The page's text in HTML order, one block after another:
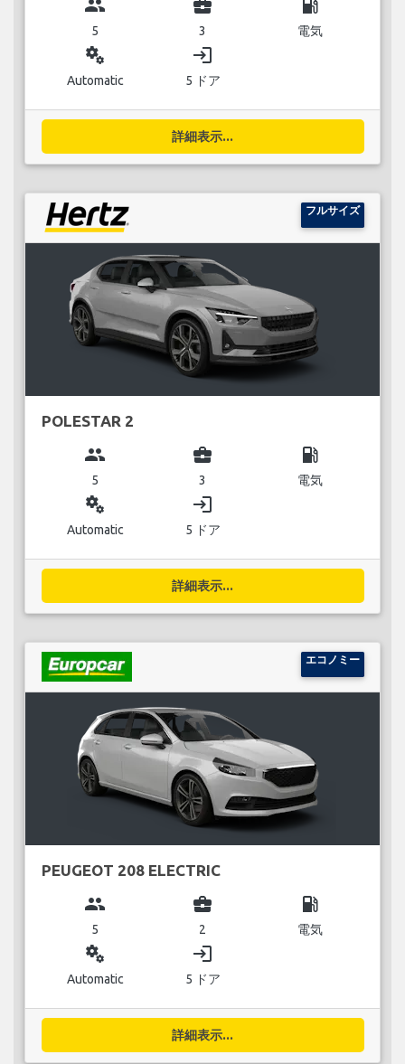
group
5
business_center
3
local_gas_station
電気
miscellaneous_services
Automatic
login
5 ドア
詳細表示...
フルサイズ
POLESTAR 2
group
5
business_center
3
local_gas_station
電気
miscellaneous_services
Automatic
login
5 ドア
詳細表示...
エコノミー
PEUGEOT 208 ELECTRIC
group
5
business_center
2
local_gas_station
電気
miscellaneous_services
Automatic
login
5 ドア
詳細表示...